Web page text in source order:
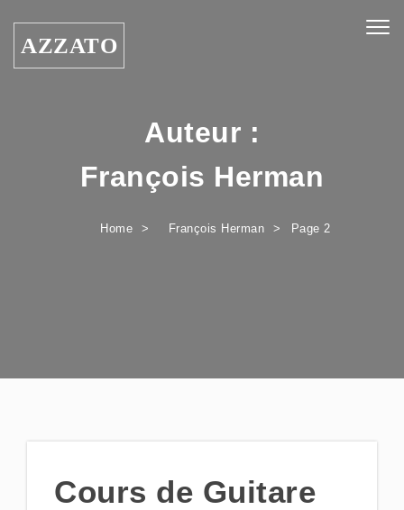
AZZATO
Auteur :
François Herman
Home François Herman Page 2
Cours de Guitare